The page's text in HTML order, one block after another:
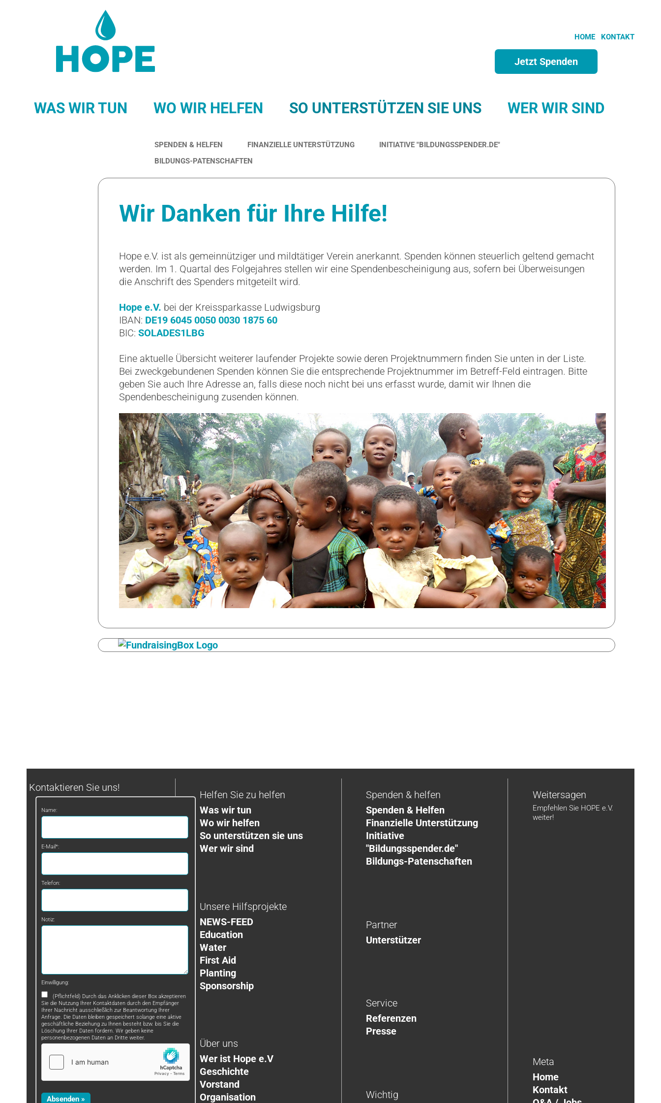
Jetzt Spenden
WAS WIR TUN WO WIR HELFEN SO UNTERSTÜTZEN SIE UNS WER WIR SIND
HOME KONTAKT
SPENDEN & HELFEN FINANZIELLE UNTERSTÜTZUNG
INITIATIVE "BILDUNGSSPENDER.DE"
BILDUNGS-PATENSCHAFTEN
Wir Danken für Ihre Hilfe!
Hope e.V. ist als gemeinnütziger und mildtätiger Verein anerkannt. Spenden können steuerlich geltend gemacht
werden. Im 1. Quartal des Folgejahres stellen wir eine Spendenbescheinigung aus, sofern bei Überweisungen
die Anschrift des Spenders mitgeteilt wird.
Hope e.V. bei der Kreissparkasse Ludwigsburg
IBAN: DE19 6045 0050 0030 1875 60
BIC: SOLADES1LBG
Eine aktuelle Übersicht weiterer laufender Projekte sowie deren Projektnummern finden Sie unten in der Liste.
Bei zweckgebundenen Spenden können Sie die entsprechende Projektnummer im Betreff-Feld eintragen. Bitte
geben Sie auch Ihre Adresse an, falls diese noch nicht bei uns erfasst wurde, damit wir Ihnen die
Spendenbescheinigung zusenden können.
Kontaktieren Sie uns!
Name:
E-Mail*:
Telefon:
Notiz:
Einwilligung:
(Pflichtfeld) Durch das Anklicken dieser Box akzeptieren
Sie die Nutzung Ihrer Kontaktdaten durch den Empfänger
Ihrer Nachricht ausschließlich zur Beantwortung Ihrer
Anfrage. Die Daten bleiben gespeichert solange eine aktive
geschäftliche Beziehung zu Ihnen besteht bzw. bis Sie die
Löschung Ihrer Daten fordern. Wir geben keine
personenbezogenen Daten an Dritte weiter.
Helfen Sie zu helfen
Was wir tun
Wo wir helfen
So unterstützen sie uns
Wer wir sind
Unsere Hilfsprojekte
NEWS-FEED
Education
Water
First Aid
Planting
Sponsorship
Über uns
Wer ist Hope e.V
Geschichte
Vorstand
Organisation
Spenden & helfen
Spenden & Helfen
Finanzielle Unterstützung
Initiative
"Bildungsspender.de"
Bildungs-Patenschaften
Partner
Unterstützer
Service
Referenzen
Presse
Wichtig
Weitersagen
Empfehlen Sie HOPE e.V.
weiter!
Meta
Home
Kontakt